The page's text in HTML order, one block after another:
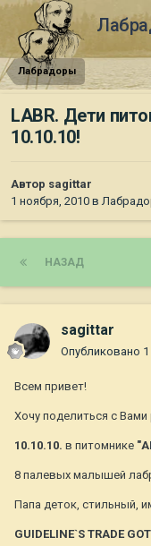
Лабрадоры
LABR. Дети
10.10.10!
Автор sagittar
1 ноября, 2010 в
НАЗАД
sagittar
Опубликовано
Всем привет!
Хочу поделиться с
10.10.10. в питомнике
8 палевых малышей
Папа деток, стильный,
GUIDELINE`S TRADE